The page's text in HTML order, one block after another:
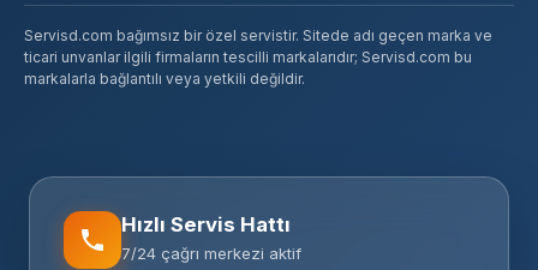
Servisd.com bağımsız bir özel servistir. Sitede adı geçen marka ve
ticari unvanlar ilgili firmaların tescilli markalarıdır; Servisd.com bu
markalarla bağlantılı veya yetkili değildir.
Hızlı Servis Hattı
7/24 çağrı merkezi aktif